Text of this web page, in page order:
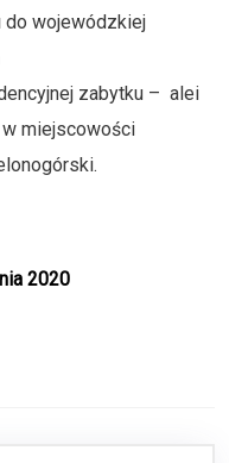
do wojewódzkiej
zabytku – alei
miejscowości
2020